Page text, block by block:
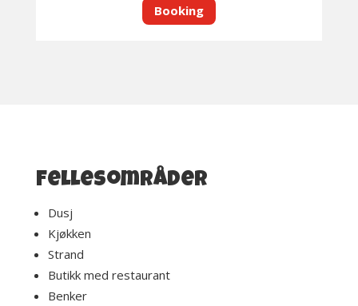
Booking
Fellesområder
Dusj
Kjøkken
Strand
Butikk med restaurant
Benker